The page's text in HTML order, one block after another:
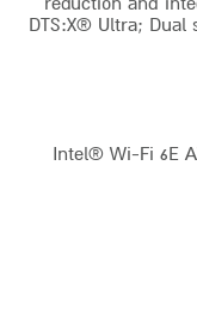
DTS:X® Ultra; Dual
Intel® Wi-Fi 6E